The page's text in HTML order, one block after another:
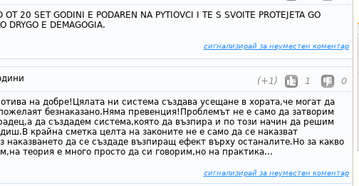
OT 20 SET GODINI E PODAREN NA PYTIOVCI I TE S SVOITE PROTEJETA GO
DRYGO E DEMAGOGIA.
сигнализирай за неуместен коментар
(+1) 1 0
отива на добре!Цялата ни система създава усещане в хората,че могат да
безнаказано.Няма превенция!Проблемът не е само да затворим
да създадем система,която да възпира и по този начин да решим
крайна сметка целта на законите не е само да се наказват
наказването да се създаде възпиращ ефект върху останалите.Но за какво
теория е много просто да си говорим,но на практика...
сигнализирай за неуместен коментар